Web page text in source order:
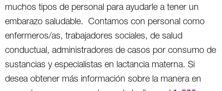
muchos tipos de personal para ayudarle a tener un
embarazo saludable. Contamos con personal como
enfermeros/as, trabajadores sociales, de salud
conductual, administradores de casos por consumo de
sustancias y especialistas en lactancia materna. Si
desea obtener más información sobre la manera en